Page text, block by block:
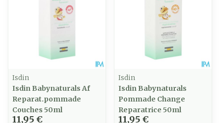
Isdin
Isdin Babynaturals Af
Reparat.pommade
Couches 50ml
11,95 €
Isdin
Isdin Babynaturals
Pommade Change
Reparatrice 50ml
11,95 €